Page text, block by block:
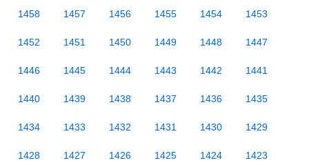
1458 1457 1456 1455 1454 1453
1452 1451 1450 1449 1448 1447
1446 1445 1444 1443 1442 1441
1440 1439 1438 1437 1436 1435
1434 1433 1432 1431 1430 1429
1428 1427 1426 1425 1424 1423